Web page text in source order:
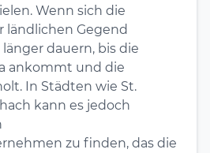
Wenn sich die
ländlichen Gegend
dauern, bis die
ankommt und die
In Städten wie St.
kann es jedoch
zu finden, das die